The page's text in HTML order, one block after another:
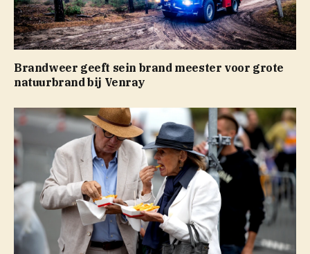
Brandweer geeft sein brand meester voor grote
natuurbrand bij Venray